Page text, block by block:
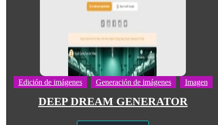
Edición de imágenes Generación de imágenes Imagen
DEEP DREAM GENERATOR